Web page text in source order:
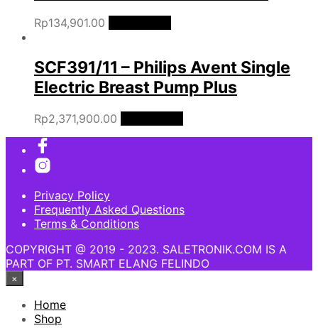
Rp134,901.00
SCF391/11 – Philips Avent Single
Electric Breast Pump Plus
Rp2,371,900.00
Privacy Policy
Frequently Asked Questions
Terms & Conditions
COPYRIGHT @ 2019 - 2023. SALETRONIK.COM IS A
PART OF PT. SMART ELANG FELINDO
×
Home
Shop